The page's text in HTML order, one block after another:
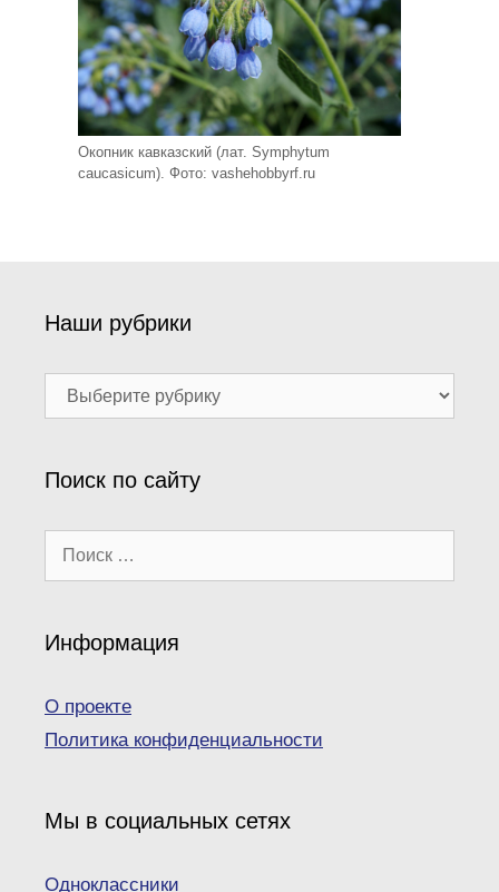
Окопник кавказский (лат. Symphytum
caucasicum). Фото: vashehobbyrf.ru
Наши рубрики
Наши
рубрики
Поиск по сайту
Поиск:
Информация
О проекте
Политика конфиденциальности
Мы в социальных сетях
Одноклассники